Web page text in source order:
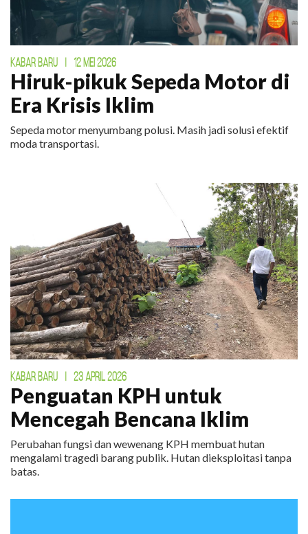
KABAR BARU | 12 MEI 2026
Hiruk-pikuk Sepeda Motor di
Era Krisis Iklim
Sepeda motor menyumbang polusi. Masih jadi solusi efektif
moda transportasi.
KABAR BARU 23 APRIL 2026
Penguatan KPH untuk
Mencegah Bencana Iklim
Perubahan fungsi dan wewenang KPH membuat hutan
mengalami tragedi barang publik. Hutan dieksploitasi tanpa
batas.